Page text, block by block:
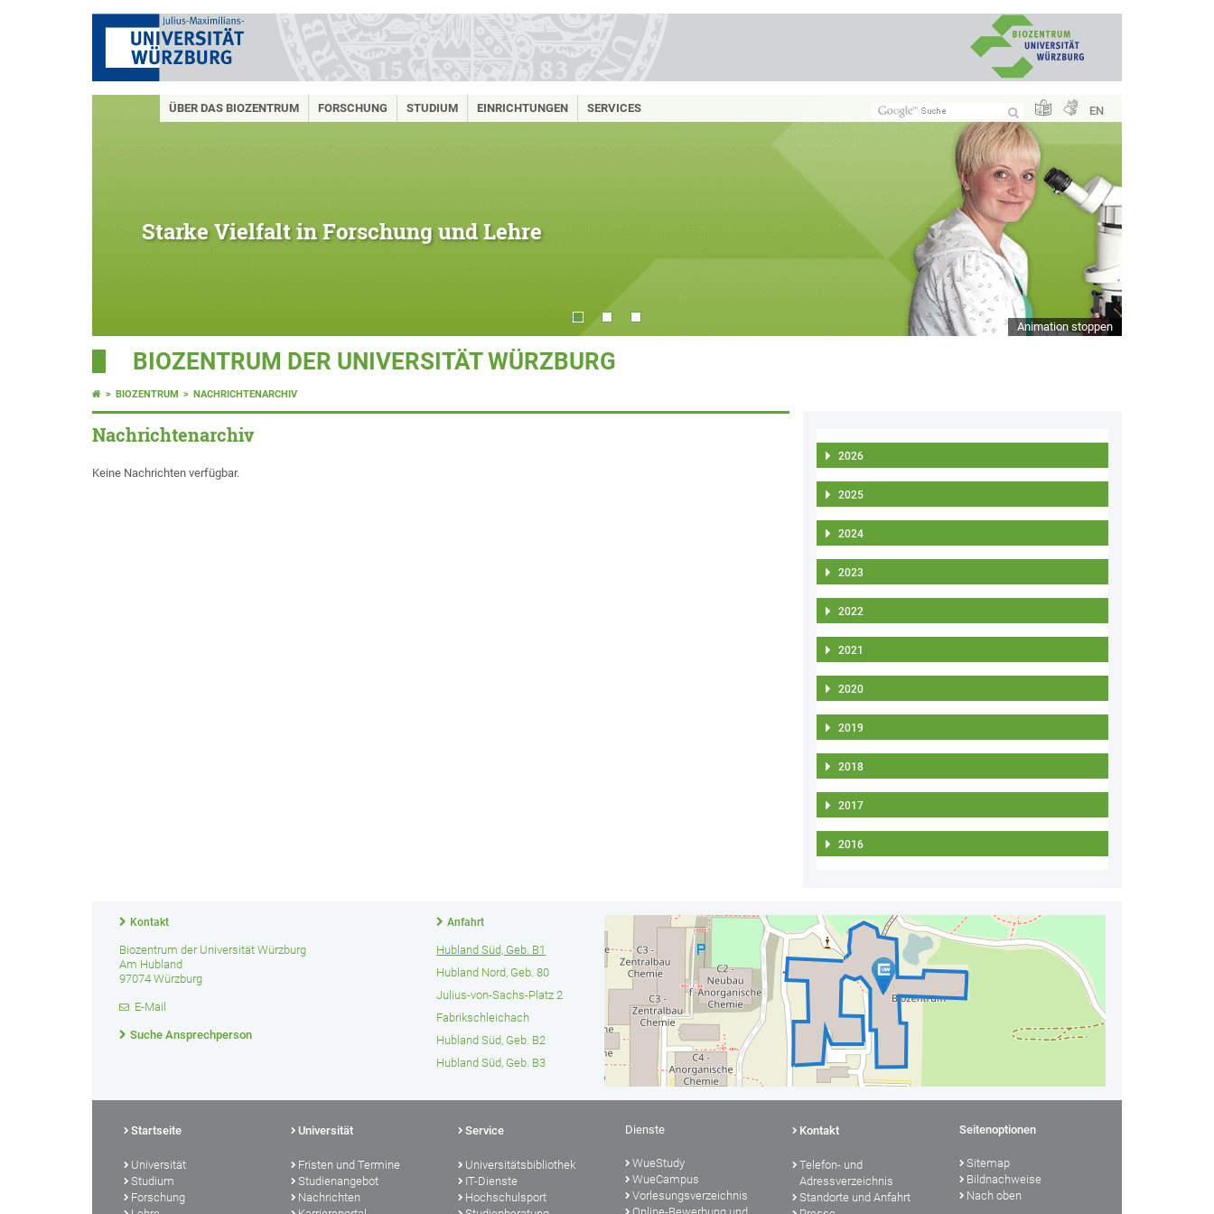
EN
ÜBER DAS BIOZENTRUM FORSCHUNG STUDIUM EINRICHTUNGEN SERVICES
Starke Vielfalt in Forschung und Lehre
Animation stoppen
BIOZENTRUM DER UNIVERSITÄT WÜRZBURG
BIOZENTRUM NACHRICHTENARCHIV
Nachrichtenarchiv
Keine Nachrichten verfügbar.
2026
2025
2024
2023
2022
2021
2020
2019
2018
2017
2016
Kontakt
Biozentrum der Universität Würzburg
Am Hubland
97074 Würzburg
E-Mail
Suche Ansprechperson
Anfahrt
Hubland Süd, Geb. B1
Hubland Nord, Geb. 80
Julius-von-Sachs-Platz 2
Fabrikschleichach
Hubland Süd, Geb. B2
Hubland Süd, Geb. B3
Startseite
Universität
Studium
Forschung
Universität
Fristen und Termine
Studienangebot
Nachrichten
Service
Universitätsbibliothek
IT-Dienste
Hochschulsport
Dienste
WueStudy
WueCampus
Vorlesungsverzeichnis
Kontakt
Telefon- und
Adressverzeichnis
Standorte und Anfahrt
Seitenoptionen
Sitemap
Bildnachweise
Nach oben